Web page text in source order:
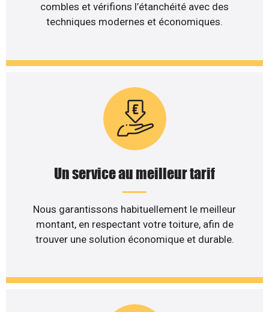
combles et vérifions l’étanchéité avec des
techniques modernes et économiques.
Un service au meilleur tarif
Nous garantissons habituellement le meilleur
montant, en respectant votre toiture, afin de
trouver une solution économique et durable.